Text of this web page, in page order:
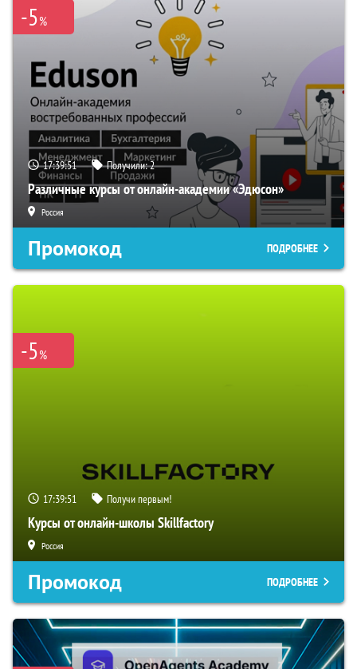
-5%
17:39:50 Получили:2
Различные курсы от онлайн-академии «Эдюсон»
Россия
Промокод ПОДРОБНЕЕ
-5%
17:39:50 Получи первым!
Курсы от онлайн-школы Skillfactory
Россия
Промокод ПОДРОБНЕЕ